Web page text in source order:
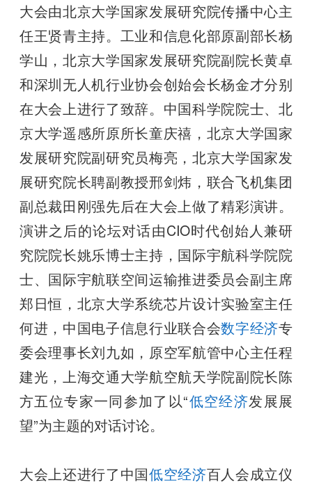
大会由北京大学国家发展研究院传播中心主
任王贤青主持。工业和信息化部原副部长杨
学山，北京大学国家发展研究院副院长黄卓
和深圳无人机行业协会创始会长杨金才分别
在大会上进行了致辞。中国科学院院士、北
京大学遥感所原所长童庆禧，北京大学国家
发展研究院副研究员梅亮，北京大学国家发
展研究院长聘副教授邢剑炜，联合飞机集团
副总裁田刚强先后在大会上做了精彩演讲。
演讲之后的论坛对话由CIO时代创始人兼研
究院院长姚乐博士主持，国际宇航科学院院
士、国际宇航联空间运输推进委员会副主席
郑日恒，北京大学系统芯片设计实验室主任
何进，中国电子信息行业联合会数字经济专
委会理事长刘九如，原空军航管中心主任程
建光，上海交通大学航空航天学院副院长陈
方五位专家一同参加了以“低空经济发展展
望”为主题的对话讨论。
大会上还进行了中国低空经济百人会成立仪